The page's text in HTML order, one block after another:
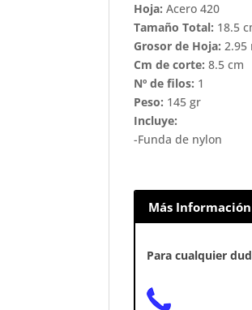
Hoja: Acero 420
Tamaño Total: 18.5
Grosor de Hoja: 2.95
Cm de corte: 8.5 cm
Nº de filos: 1
Peso: 145 gr
Incluye:
-Funda de nylon
Más Información
Para cualquier